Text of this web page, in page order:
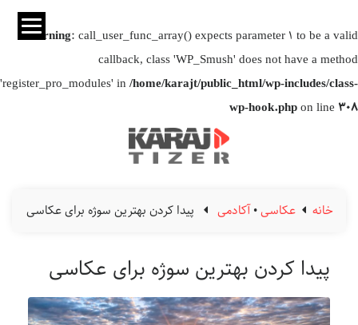
Warning: call_user_func_array() expects parameter 1 to be a valid
callback, class 'WP_Smush' does not have a method
'register_pro_modules' in/home/karajt/public_html/wp-includes/class-
wp-hook.phpon line 308
خانه عکاسی•آکادمی پیدا کردن بهترین سوژه برای عکاسی
پیدا کردن بهترین سوژه برای عکاسی